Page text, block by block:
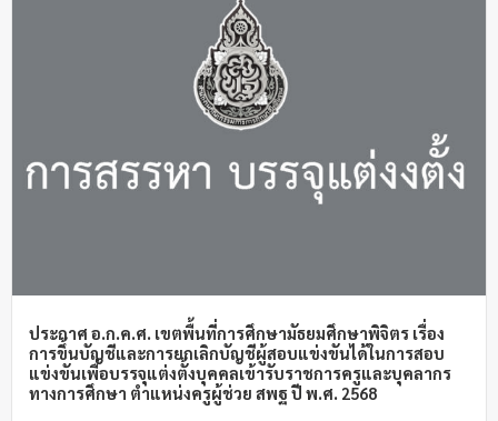
ประกาศ อ.ก.ค.ศ. เขตพื้นที่การศึกษามัธยมศึกษาพิจิตร เรื่อง
การขึ้นบัญชีและการยกเลิกบัญชีผู้สอบแข่งขันได้ในการสอบ
แข่งขันเพื่อบรรจุแต่งตั้งบุคคลเข้ารับราชการครูและบุคลากร
ทางการศึกษา ตำแหน่งครูผู้ช่วย สพฐ ปี พ.ศ. 2568